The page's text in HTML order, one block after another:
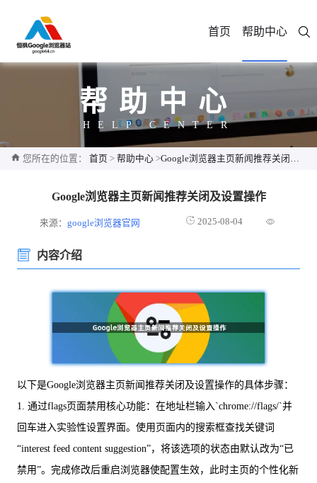
首页 帮助中心
帮助中心
HELP CENTER
您所在的位置： 首页 > 帮助中心 >Google浏览器主页新闻推荐关闭及设置操作
Google浏览器主页新闻推荐关闭及设置操作
来源：google浏览器官网 2025-08-04
内容介绍
以下是Google浏览器主页新闻推荐关闭及设置操作的具体步骤：
1. 通过flags页面禁用核心功能：在地址栏输入`chrome://flags/`并
回车进入实验性设置界面。使用页面内的搜索框查找关键词
“interest feed content suggestion”，将该选项的状态由默认改为“已
禁用”。完成修改后重启浏览器使配置生效，此时主页的个性化新